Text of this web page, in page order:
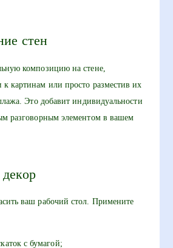
стен
композицию на стене,
картинам или просто разместив их
Это добавит индивидуальности
разговорным элементом в вашем
ваш рабочий стол. Примените
с бумагой;